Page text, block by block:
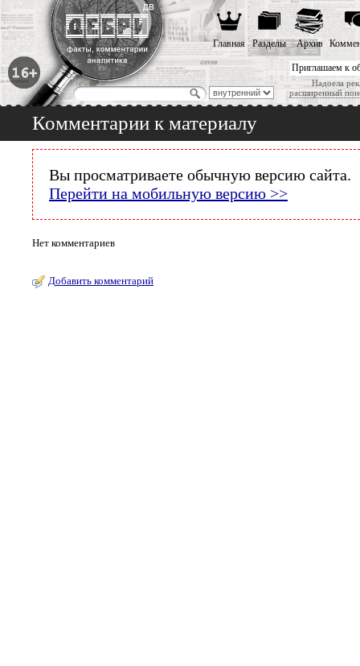
Приглашаем к
Надоела
расширенный
Главная Разделы Архив
Комментарии к материалу
Вы просматриваете обычную версию сайта.
Перейти на мобильную версию >>
Нет комментариев
Добавить комментарий